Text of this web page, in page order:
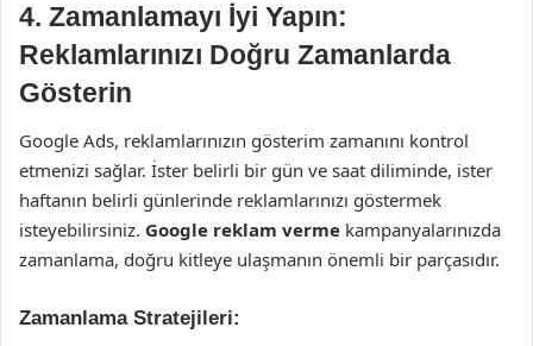
4. Zamanlamayı İyi Yapın:
Reklamlarınızı Doğru Zamanlarda
Gösterin
Google Ads, reklamlarınızın gösterim zamanını kontrol
etmenizi sağlar. İster belirli bir gün ve saat diliminde, ister
haftanın belirli günlerinde reklamlarınızı göstermek
isteyebilirsiniz. Google reklam verme kampanyalarınızda
zamanlama, doğru kitleye ulaşmanın önemli bir parçasıdır.
Zamanlama Stratejileri: